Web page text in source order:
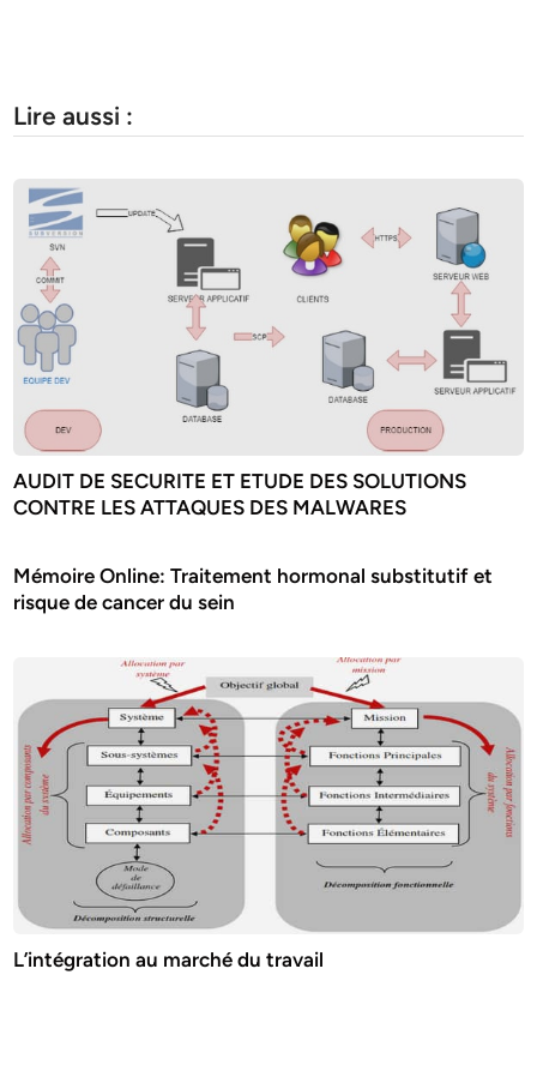
Lire aussi :
AUDIT DE SECURITE ET ETUDE DES SOLUTIONS
CONTRE LES ATTAQUES DES MALWARES
Mémoire Online: Traitement hormonal substitutif et
risque de cancer du sein
L’intégration au marché du travail